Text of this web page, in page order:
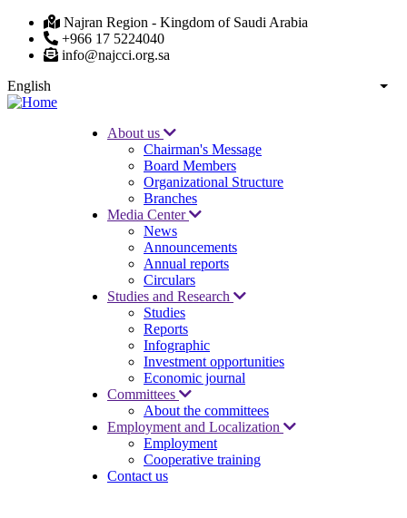
Skip
main
Najran Region - Kingdom of Saudi Arabia
+966 17 5224040
info@najcci.org.sa
English
List
navigation
About us
Chairman's Message
Board Members
Organizational Structure
Branches
Media Center
News
Announcements
Annual reports
Circulars
Studies and Research
Studies
Reports
Infographic
Investment opportunities
Economic journal
Committees
About the committees
Employment and Localization
Employment
Cooperative training
Contact us